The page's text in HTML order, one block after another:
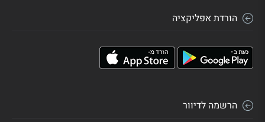
הורדת אפליקציה
הרשמה לדיוור